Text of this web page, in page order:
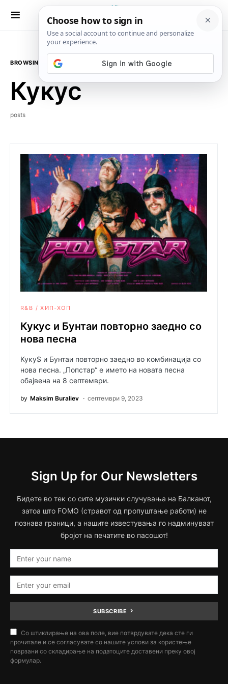
BROWSING TAG
Кукус
posts
R&B / ХИП-ХОП
Кукус и Бунтаи повторно заедно со
нова песна
Куку$ и Бунтаи повторно заедно во комбинација со
нова песна. „Попстар“ е името на новата песна
обајвена на 8 септември.
by Maksim Buraliev септември 9, 2023
Sign Up for Our Newsletters
Бидете во тек со сите музички случувања на Балканот,
затоа што FOMO (стравот од пропуштање работи) не
познава граници, а нашите известувања го надминуваат
бројот на печатите во пасошот!
SUBSCRIBE
Со штиклирање на ова поле, вие потврдувате дека сте ги
прочитале и се согласувате со нашите услови за користење
поврзани со складирање на податоците доставени преку овој
формулар.